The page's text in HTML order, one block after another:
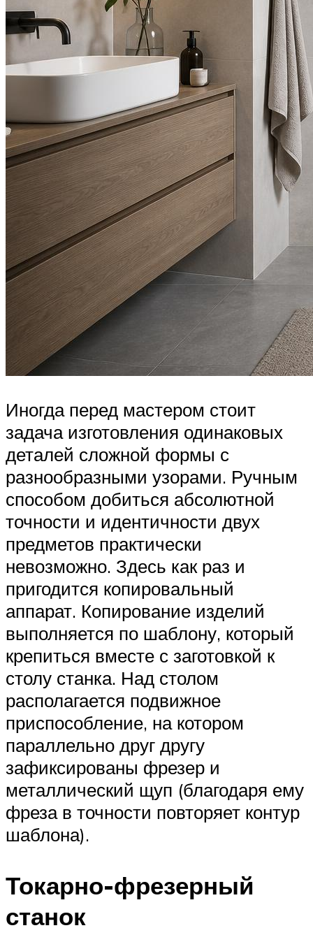
Иногда перед мастером стоит
задача изготовления одинаковых
деталей сложной формы с
разнообразными узорами. Ручным
способом добиться абсолютной
точности и идентичности двух
предметов практически
невозможно. Здесь как раз и
пригодится копировальный
аппарат. Копирование изделий
выполняется по шаблону, который
крепиться вместе с заготовкой к
столу станка. Над столом
располагается подвижное
приспособление, на котором
параллельно друг другу
зафиксированы фрезер и
металлический щуп (благодаря ему
фреза в точности повторяет контур
шаблона).
Токарно-фрезерный
станок